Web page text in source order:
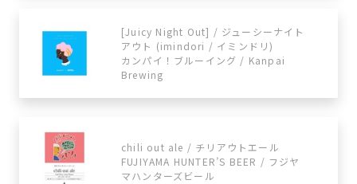
[Juicy Night Out] / ジューシーナイト
アウト (imindori / イミンドリ)
カンパイ！ブルーイング / Kanpai
Brewing
chili out ale / チリアウトエール
FUJIYAMA HUNTER’S BEER / フジヤ
マハンターズビール